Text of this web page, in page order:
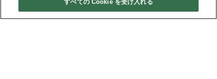
アンクレット
オンラインストア限定 ギフトボックス パーツ
COMPANY
すべての Cookie を受け入れる